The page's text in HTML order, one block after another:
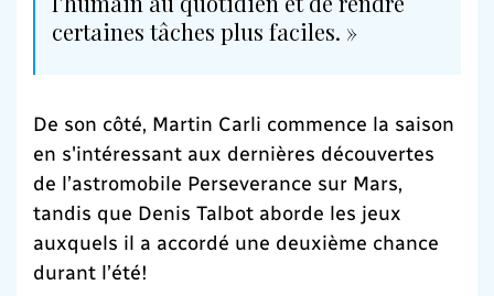
certaines tâches plus faciles. »
De son côté, Martin Carli commence la saison
en s'intéressant aux dernières découvertes
de l’astromobile Perseverance sur Mars,
tandis que Denis Talbot aborde les jeux
auxquels il a accordé une deuxième chance
durant l’été!